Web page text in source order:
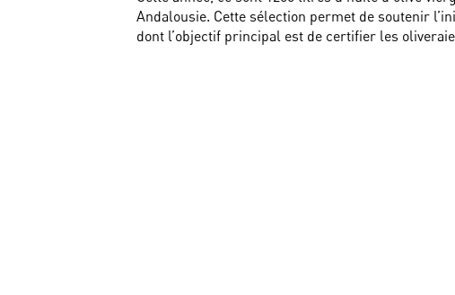
Andalousie. Cette sélection permet de soutenir
dont l’objectif principal est de certifier les